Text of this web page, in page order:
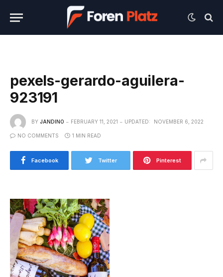
pexels-gerardo-aguilera-
923191
BY JANDINO FEBRUARY 11, 2021 UPDATED: NOVEMBER 6, 2022
NO COMMENTS 1 MIN READ
Facebook Twitter Pinterest